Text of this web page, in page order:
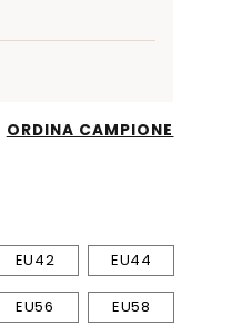
ORDINA CAMPIONE
EU42 EU44
EU56 EU58